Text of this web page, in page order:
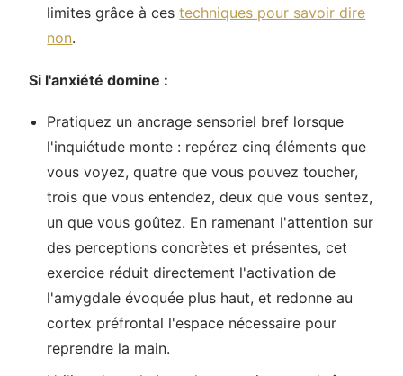
limites grâce à cestechniques pour savoir dire
non.
Si l'anxiété domine :
Pratiquez un ancrage sensoriel bref lorsque
l'inquiétude monte : repérez cinq éléments que
vous voyez, quatre que vous pouvez toucher,
trois que vous entendez, deux que vous sentez,
un que vous goûtez. En ramenant l'attention sur
des perceptions concrètes et présentes, cet
exercice réduit directement l'activation de
l'amygdale évoquée plus haut, et redonne au
cortex préfrontal l'espace nécessaire pour
reprendre la main.